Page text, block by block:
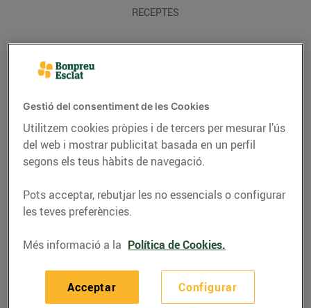
RECEPTES
RECEPTES
Tacos de gambes
15/de maig/2026
Gestió del consentiment de les Cookies
Utilitzem cookies pròpies i de tercers per mesurar l’ús
del web i mostrar publicitat basada en un perfil
segons els teus hàbits de navegació.
Pots acceptar, rebutjar les no essencials o configurar
les teves preferències.
Més informació a la Política de Cookies.
Configurar
Acceptar